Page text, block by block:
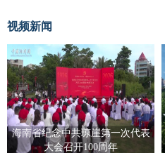
视频新闻
海南省纪念中共琼崖第一次代表
大会召开100周年